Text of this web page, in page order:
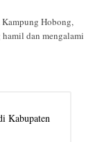
Kampung Hobong,
dan mengalami
Kabupaten